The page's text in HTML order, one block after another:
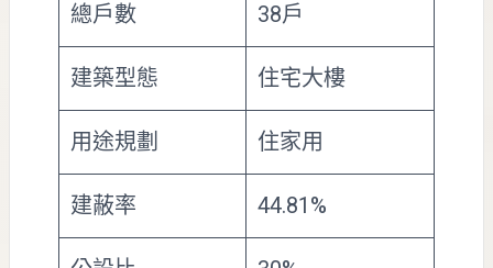
總戶數 38戶
建築型態 住宅大樓
用途規劃 住家用
建蔽率 44.81%